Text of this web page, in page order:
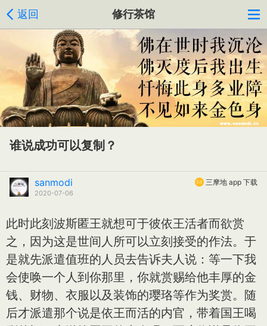
返回 修行茶馆
谁说成功可以复制？
三摩地 app 下载
sanmodi
2020-07-06
此时此刻波斯匿王就想可于彼依王活者而欲赏
之，因为这是世间人所可以立刻接受的作法。于
是就先派遣值班的人员去告诉夫人说：等一下我
会使唤一个人到你那里，你就赏赐给他丰厚的金
钱、财物、衣服以及装饰的璎珞等作为奖赏。随
后才派遣那个说是依王而活的内官，带着国王喝